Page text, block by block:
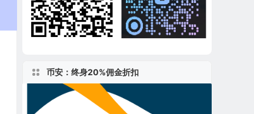
币安：终身20%佣金折扣